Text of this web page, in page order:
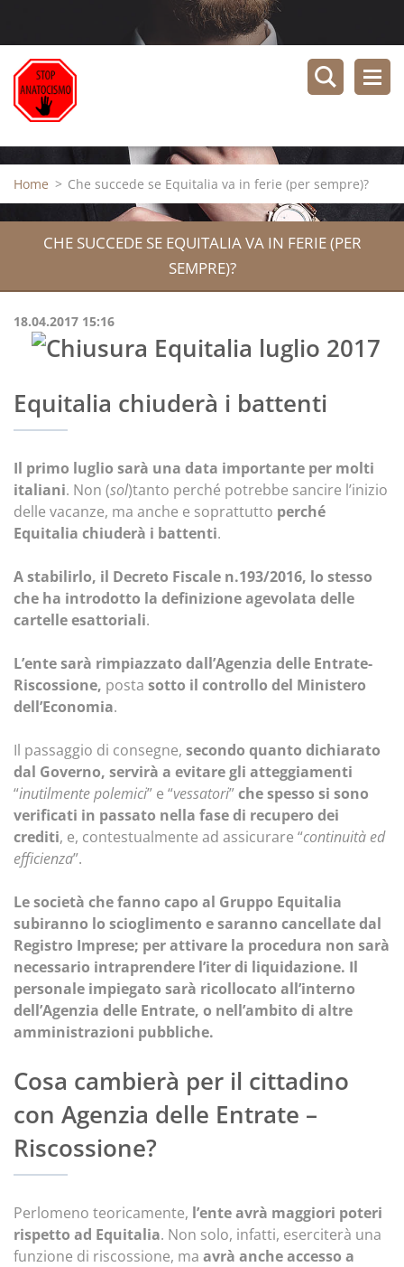
Home > Che succede se Equitalia va in ferie (per sempre)?
CHE SUCCEDE SE EQUITALIA VA IN FERIE (PER
SEMPRE)?
18.04.2017 15:16
Equitalia chiuderà i battenti
Il primo luglio sarà una data importante per molti
italiani. Non (sol)tanto perché potrebbe sancire l’inizio
delle vacanze, ma anche e soprattutto perché
Equitalia chiuderà i battenti.
A stabilirlo, il Decreto Fiscale n.193/2016, lo stesso
che ha introdotto la definizione agevolata delle
cartelle esattoriali.
L’ente sarà rimpiazzato dall’Agenzia delle Entrate-
Riscossione, posta sotto il controllo del Ministero
dell’Economia.
Il passaggio di consegne, secondo quanto dichiarato
dal Governo, servirà a evitare gli atteggiamenti
“inutilmente polemici” e “vessatori”che spesso si sono
verificati in passato nella fase di recupero dei
crediti, e, contestualmente ad assicurare “continuità ed
efficienza”.
Le società che fanno capo al Gruppo Equitalia
subiranno lo scioglimento e saranno cancellate dal
Registro Imprese; per attivare la procedura non sarà
necessario intraprendere l’iter di liquidazione. Il
personale impiegato sarà ricollocato all’interno
dell’Agenzia delle Entrate, o nell’ambito di altre
amministrazioni pubbliche.
Cosa cambierà per il cittadino
con Agenzia delle Entrate –
Riscossione?
Perlomeno teoricamente, l’ente avrà maggiori poteri
rispetto ad Equitalia. Non solo, infatti, eserciterà una
funzione di riscossione, ma avrà anche accesso a